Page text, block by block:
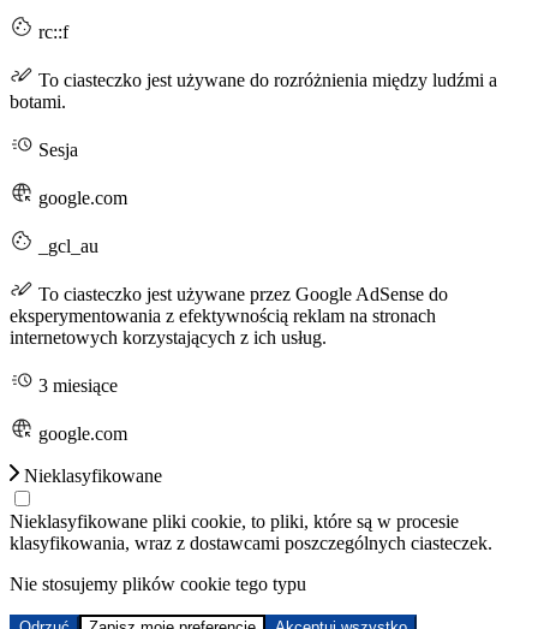
rc::f
To ciasteczko jest używane do rozróżnienia między ludźmi a
botami.
Sesja
google.com
_gcl_au
To ciasteczko jest używane przez Google AdSense do
eksperymentowania z efektywnością reklam na stronach
internetowych korzystających z ich usług.
3 miesiące
google.com
Nieklasyfikowane
Nieklasyfikowane pliki cookie, to pliki, które są w procesie
klasyfikowania, wraz z dostawcami poszczególnych ciasteczek.
Nie stosujemy plików cookie tego typu